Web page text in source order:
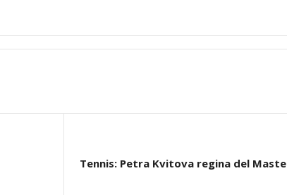
Tennis: Petra Kvitova regina del